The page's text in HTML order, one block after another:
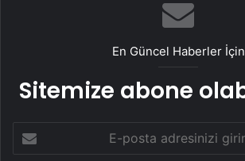
En Güncel Haberler İçin
Sitemize abone
posta